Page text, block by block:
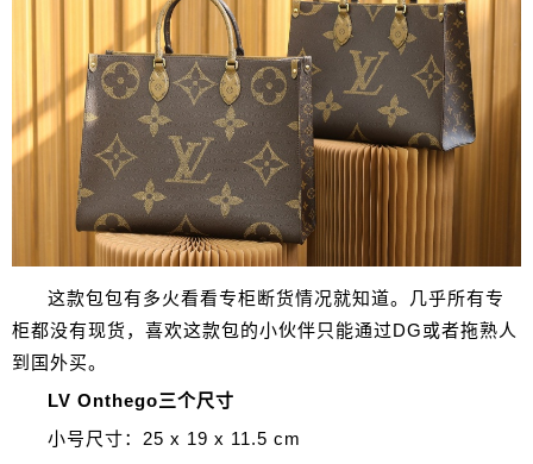
这款包包有多火看看专柜断货情况就知道。几乎所有专
柜都没有现货，喜欢这款包的小伙伴只能通过DG或者拖熟人
到国外买。
LV Onthego三个尺寸
小号尺寸：25 x 19 x 11.5 cm